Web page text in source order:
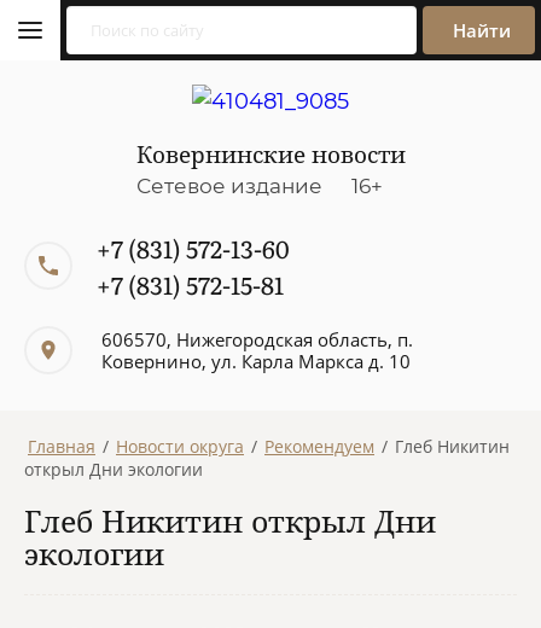
Найти
Ковернинские новости
Сетевое издание 16+
+7 (831) 572-13-60
+7 (831) 572-15-81
606570, Нижегородская область, п.
Ковернино, ул. Карла Маркса д. 10
Главная / Новости округа / Рекомендуем / Глеб Никитин
открыл Дни экологии
Глеб Никитин открыл Дни
экологии